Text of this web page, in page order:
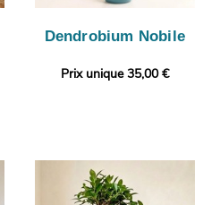
Dendrobium Nobile
Prix unique 35,00 €